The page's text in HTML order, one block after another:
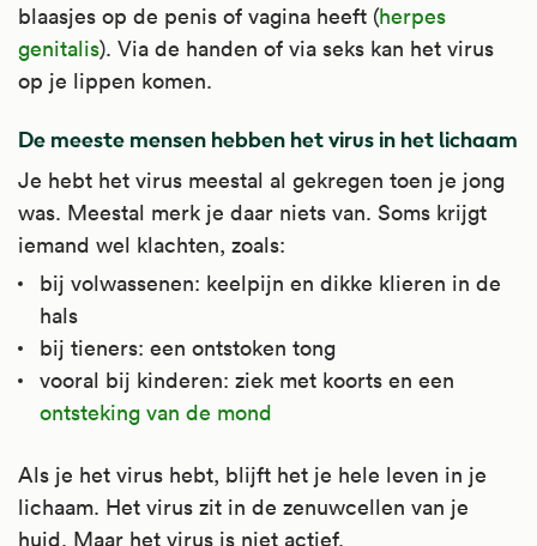
blaasjes op de penis of vagina heeft (herpes
genitalis). Via de handen of via seks kan het virus
op je lippen komen.
De meeste mensen hebben het virus in het lichaam
Je hebt het virus meestal al gekregen toen je jong
was. Meestal merk je daar niets van. Soms krijgt
iemand wel klachten, zoals:
bij volwassenen: keelpijn en dikke klieren in de
hals
bij tieners: een ontstoken tong
vooral bij kinderen: ziek met koorts en een
ontsteking van de mond
Als je het virus hebt, blijft het je hele leven in je
lichaam. Het virus zit in de zenuwcellen van je
huid. Maar het virus is niet actief.